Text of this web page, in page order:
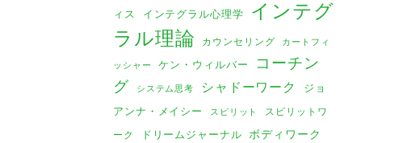
ィス
インテグラル心理学 インテグ
ラル理論
カウンセリング
カートフィ
ッシャー
ケン・ウィルバー
コーチン
グ
システム思考 シャドーワーク
ジョ
アンナ・メイシー
スピリット
スピリットワ
ーク
ドリームジャーナル ボディワーク